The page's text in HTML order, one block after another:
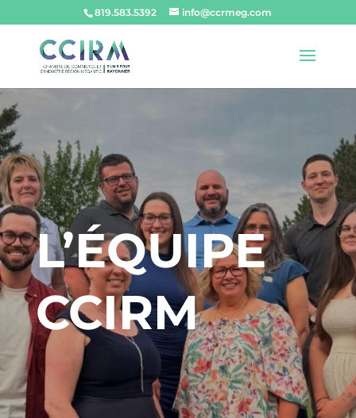
819.583.5392 info@ccrmeg.com
L’ÉQUIPE
CCIRM